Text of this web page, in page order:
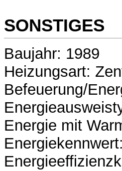
SONSTIGES
Baujahr: 1989
Heizungsart:
Befeuerung/
Energie mit